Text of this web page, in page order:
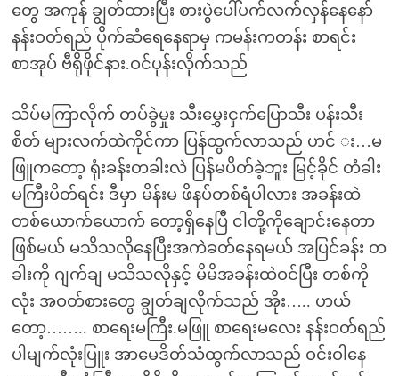
တွေ အကုန် ချွတ်ထားပြီး စားပွဲပေါ်ပက်လက်လှန်နေနော်
နန်းဝတ်ရည် ပိုက်ဆံရေနေရာမှ ကမန်းကတန်း စာရင်း
စာအုပ် ဗီရိုဖိုင်နား.ဝင်ပုန်းလိုက်သည်
သိပ်မကြာလိုက် တပ်ခွဲမှုး သီးမွှေးငှက်ပြောသီး ပန်းသီး
စိတ် များလက်ထဲကိုင်ကာ ပြန်ထွက်လာသည် ဟင် း…မ
ဖြူကတော့ ရုံးခန်းတခါးလဲ ပြန်မပိတ်ခဲ့ဘူး မြင့်ခိုင် တံခါး
မကြီးပိတ်ရင်း ဒီမှာ မိန်းမ ဖိနပ်တစ်ရံပါလား အခန်းထဲ
တစ်ယောက်ယောက် တော့ရှိနေပြီ ငါတို့ကိုချောင်းနေတာ
ဖြစ်မယ် မသိသလိုနေပြီးအကဲခတ်နေရမယ် အပြင်ခန်း တ
ခါးကို ဂျက်ချ မသိသလိုနှင့် မိမိအခန်းထဲဝင်ပြီး တစ်ကို
လုံး အဝတ်စားတွေ ချွတ်ချလိုက်သည် အိုး….. ဟယ်
တော့…….. စာရေးမကြီး.မဖြူ စာရေးမလေး နန်းဝတ်ရည်
ပါမျက်လုံးပြူး အာမေဒိတ်သံထွက်လာသည် ဝင်းဝါနေ